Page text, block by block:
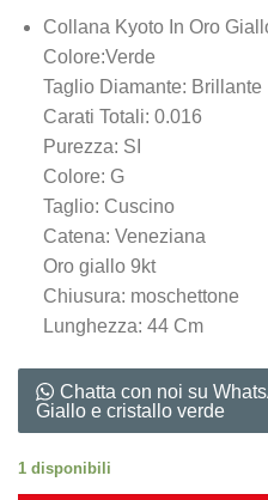
Collana Kyoto In Oro
Colore:Verde
Taglio Diamante: Brillante
Carati Totali: 0.016
Purezza: SI
Colore: G
Taglio: Cuscino
Catena: Veneziana
Oro giallo 9kt
Chiusura: moschettone
Lunghezza: 44 Cm
Chatta con noi su
Giallo e cristallo verde
1 disponibili